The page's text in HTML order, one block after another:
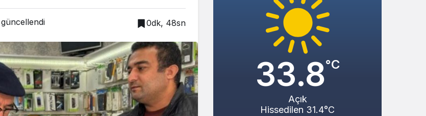
güncellendi 0dk, 48sn
33.8°C
Açık
Hissedilen 31.4°C